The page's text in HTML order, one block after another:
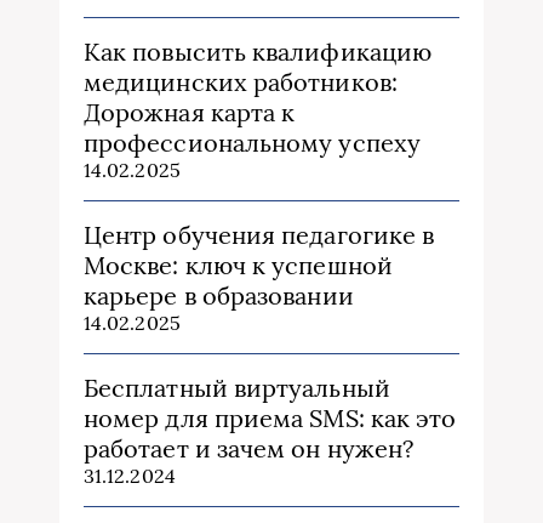
Как повысить квалификацию
медицинских работников:
Дорожная карта к
профессиональному успеху
14.02.2025
Центр обучения педагогике в
Москве: ключ к успешной
карьере в образовании
14.02.2025
Бесплатный виртуальный
номер для приема SMS: как это
работает и зачем он нужен?
31.12.2024